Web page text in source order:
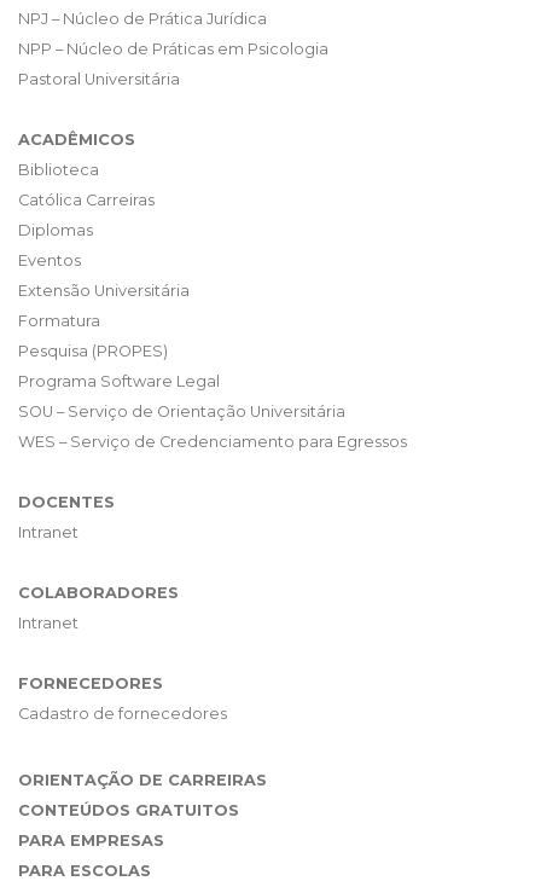
NPJ – Núcleo de Prática Jurídica
NPP – Núcleo de Práticas em Psicologia
Pastoral Universitária
ACADÊMICOS
Biblioteca
Católica Carreiras
Diplomas
Eventos
Extensão Universitária
Formatura
Pesquisa (PROPES)
Programa Software Legal
SOU – Serviço de Orientação Universitária
WES – Serviço de Credenciamento para Egressos
DOCENTES
Intranet
COLABORADORES
Intranet
FORNECEDORES
Cadastro de fornecedores
ORIENTAÇÃO DE CARREIRAS
CONTEÚDOS GRATUITOS
PARA EMPRESAS
PARA ESCOLAS